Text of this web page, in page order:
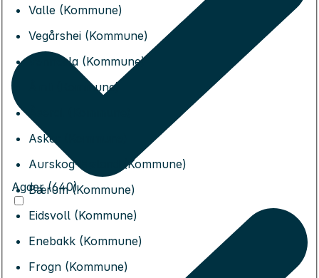
Valle (Kommune)
Vegårshei (Kommune)
Vennesla (Kommune)
Åmli (Kommune)
Asker (Kommune)
Aurskog-Høland (Kommune)
Bærum (Kommune)
Eidsvoll (Kommune)
Enebakk (Kommune)
Frogn (Kommune)
Agder (640)